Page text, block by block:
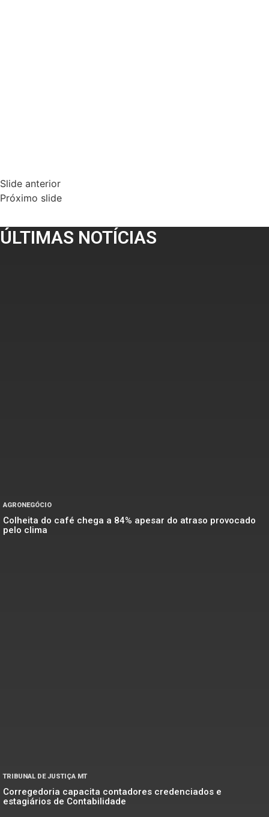
Slide anterior
Próximo slide
ÚLTIMAS NOTÍCIAS
AGRONEGÓCIO
Colheita do café chega a 84% apesar do atraso provocado
pelo clima
TRIBUNAL DE JUSTIÇA MT
Corregedoria capacita contadores credenciados e
estagiários de Contabilidade